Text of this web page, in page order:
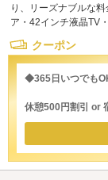
り、リーズナブルな
ア・42インチ液晶TV
クーポン
◆365日いつでも
休憩500円割引 or